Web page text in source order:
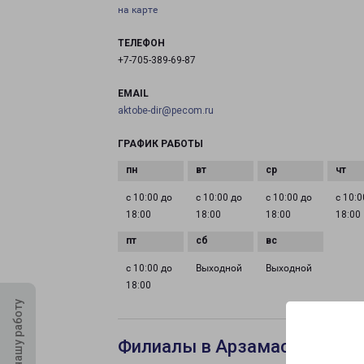
на карте
ТЕЛЕФОН
+7-705-389-69-87
EMAIL
aktobe-dir@pecom.ru
ГРАФИК РАБОТЫ
с 10:00 до
18:00
с 10:00 до
18:00
с 10:00 до
18:00
с
18:00
с 10:00 до
18:00
Выходной Выходной
Филиалы в Арзамасе